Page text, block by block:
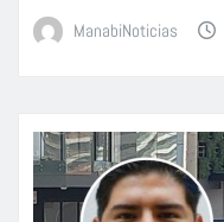
ManabiNoticias